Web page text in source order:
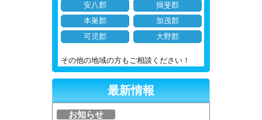
安八郡
揖斐郡
本巣郡
加茂郡
可児郡
大野郡
その他の地域の方もご相談ください！
最新情報
お知らせ